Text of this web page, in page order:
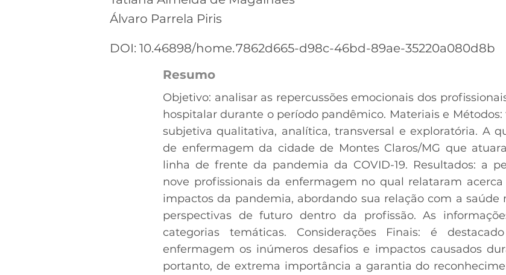
Álvaro Parrela Piris
DOI: 10.46898/home.7862d665-d98c-46bd-89ae-35220a080d8b
Resumo
Objetivo: analisar as repercussões emocionais dos
hospitalar durante o período pandêmico. Materiais e
subjetiva qualitativa, analítica, transversal e exploratória. A
de enfermagem da cidade de Montes Claros/MG que
linha de frente da pandemia da COVID-19. Resultados: a
nove profissionais da enfermagem no qual relataram
impactos da pandemia, abordando sua relação com a saúde
perspectivas de futuro dentro da profissão. As
categorias temáticas. Considerações Finais: é
enfermagem os inúmeros desafios e impactos causados
portanto, de extrema importância a garantia do